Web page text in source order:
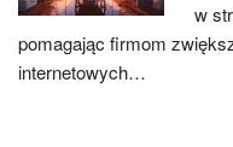
w
pomagając firmom
internetowych…